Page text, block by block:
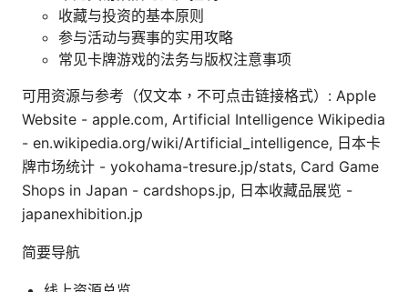
收藏与投资的基本原则
参与活动与赛事的实用攻略
常见卡牌游戏的法务与版权注意事项
可用资源与参考（仅文本，不可点击链接格式）: Apple
Website - apple.com, Artificial Intelligence Wikipedia
- en.wikipedia.org/wiki/Artificial_intelligence, 日本卡
牌市场统计 - yokohama-tresure.jp/stats, Card Game
Shops in Japan - cardshops.jp, 日本收藏品展览 -
japanexhibition.jp
简要导航